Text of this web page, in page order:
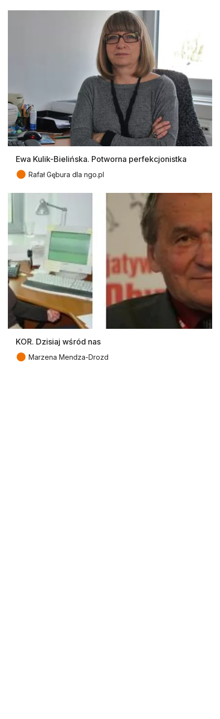
Ewa Kulik-Bielińska. Potworna perfekcjonistka
● Rafał Gębura dla ngo.pl
KOR. Dzisiaj wśród nas
● Marzena Mendza-Drozd